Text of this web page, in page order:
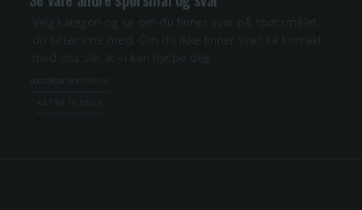
Velg kategori og se om du finner svar på spørsmålet
du sitter inne med. Om du ikke finner svar, ta kontakt
med oss slik at vi kan hjelpe deg.
post@carbonink.no
+47 98 15 05 05